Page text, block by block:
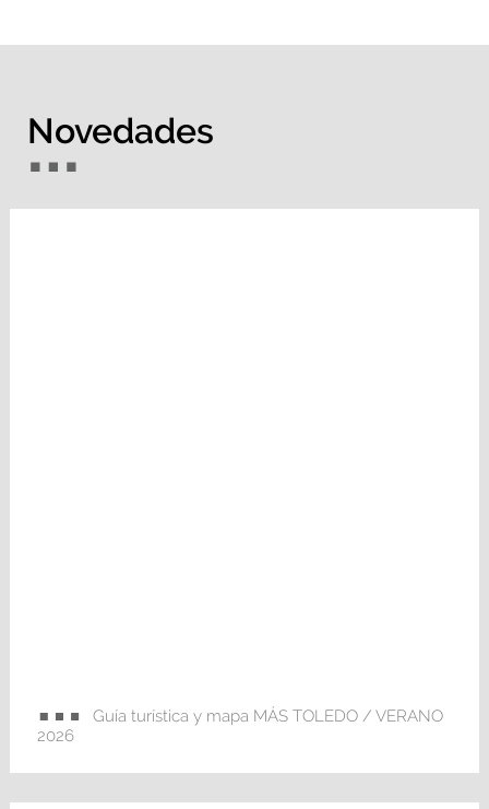
Novedades
Guía turística y mapa MÁS TOLEDO / VERANO
2026